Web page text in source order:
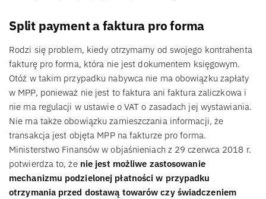
Split payment a faktura pro forma
Rodzi się problem, kiedy otrzymamy od swojego kontrahenta
fakturę pro forma, która nie jest dokumentem księgowym.
Otóż w takim przypadku nabywca nie ma obowiązku zapłaty
w MPP, ponieważ nie jest to faktura ani faktura zaliczkowa i
nie ma regulacji w ustawie o VAT o zasadach jej wystawiania.
Nie ma także obowiązku zamieszczania informacji, że
transakcja jest objęta MPP na fakturze pro forma.
Ministerstwo Finansów w objaśnieniach z 29 czerwca 2018 r.
potwierdza to, że nie jest możliwe zastosowanie
mechanizmu podzielonej płatności w przypadku
otrzymania przed dostawą towarów czy świadczeniem